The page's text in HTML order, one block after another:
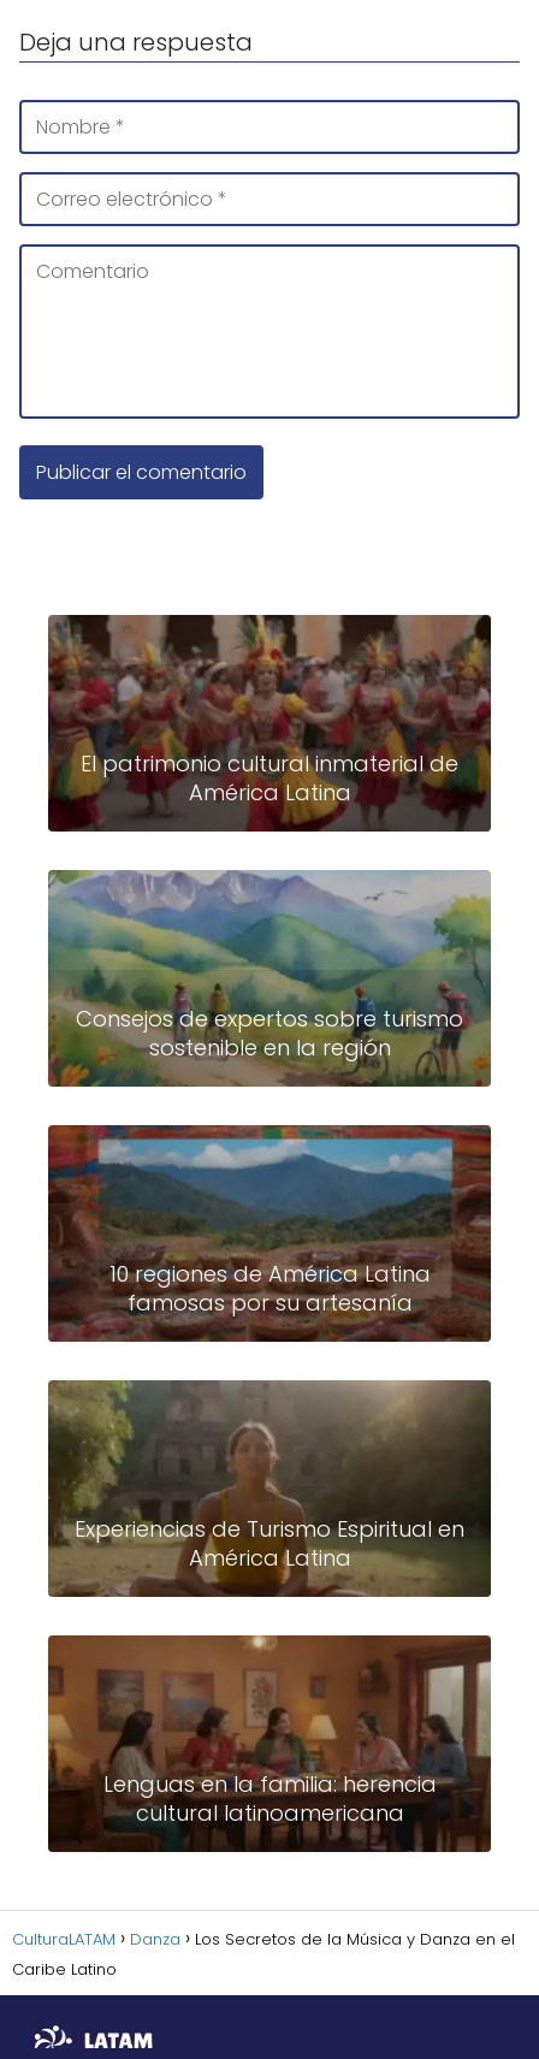
Deja una respuesta
El patrimonio cultural inmaterial de
América Latina
Consejos de expertos sobre turismo
sostenible en la región
10 regiones de América Latina
famosas por su artesanía
Experiencias de Turismo Espiritual en
América Latina
Lenguas en la familia: herencia
cultural latinoamericana
CulturaLATAM Danza
Los Secretos de la Música y Danza en el
Caribe Latino